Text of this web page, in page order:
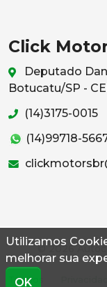
Utilizamos
melhorar sua
OK
Click
Deputado
Botucatu/SP -
(14)3175-0015
(14)99718-
© 2026
Termos